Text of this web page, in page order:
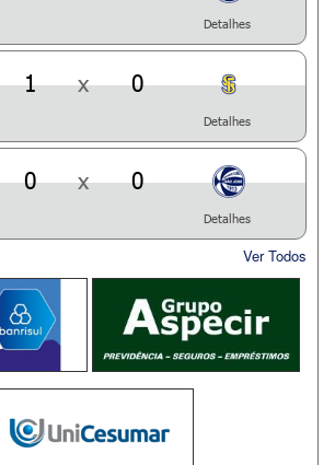
Detalhes
1 x 0
Detalhes
0 x 0
Detalhes
Ver Todos